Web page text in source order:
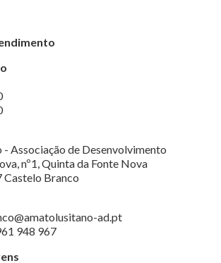
- Associação de Desenvolvimento
nº1, Quinta da Fonte Nova
Castelo Branco
ad.pt
948 967